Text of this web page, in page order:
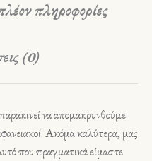
πληροφορίες
(0)
να απομακρυνθούμε
Ακόμα καλύτερα, μας
που πραγματικά είμαστε